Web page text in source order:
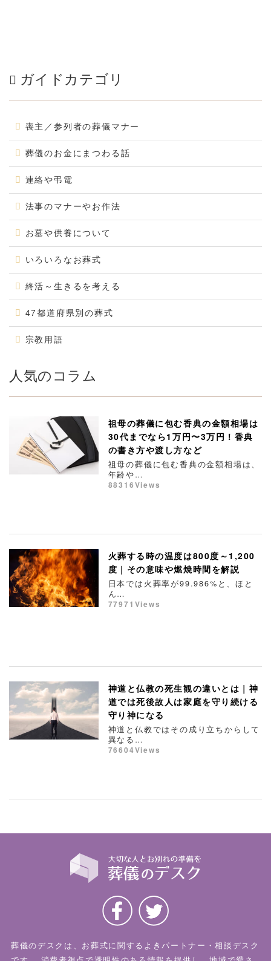
ガイドカテゴリ
喪主／参列者の葬儀マナー
葬儀のお金にまつわる話
連絡や弔電
法事のマナーやお作法
お墓や供養について
いろいろなお葬式
終活～生きるを考える
47都道府県別の葬式
宗教用語
人気のコラム
祖母の葬儀に包む香典の金額相場は
30代までなら1万円〜3万円！香典
の書き方や渡し方など
祖母の葬儀に包む香典の金額相場は、
年齢や…
88316Views
火葬する時の温度は800度～1,200
度｜その意味や燃焼時間を解説
日本では火葬率が99.986%と、ほと
ん…
77971Views
神道と仏教の死生観の違いとは｜神
道では死後故人は家庭を守り続ける
守り神になる
神道と仏教ではその成り立ちからして
異なる…
76604Views
葬儀のデスクは、お葬式に関するよきパートナー・相談デスク